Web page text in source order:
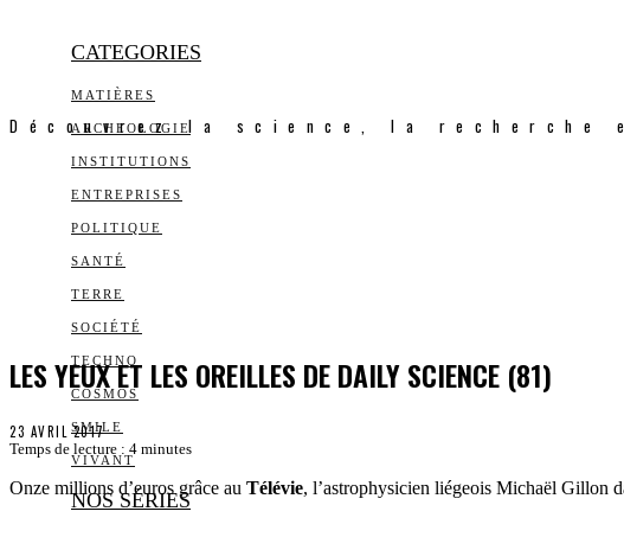
CATEGORIES
MATIÈRES
ARCHEOLOGIE
INSTITUTIONS
ENTREPRISES
POLITIQUE
SANTÉ
TERRE
SOCIÉTÉ
TECHNO
COSMOS
SMILE
VIVANT
NOS SÉRIES
Découvrez la science, la recherche
LES YEUX ET LES OREILLES DE DAILY SCIENCE (81)
23 AVRIL 2017
Temps de lecture : 4 minutes
Onze millions d’euros grâce au Télévie, l’astrophysicien liégeois Michaël Gillon